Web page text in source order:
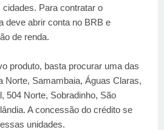
Para contratar o
deve abrir conta no BRB e
de renda.
produto, basta procurar uma das
Norte, Samambaia, Águas Claras,
504 Norte, Sobradinho, São
A concessão do crédito se
unidades.